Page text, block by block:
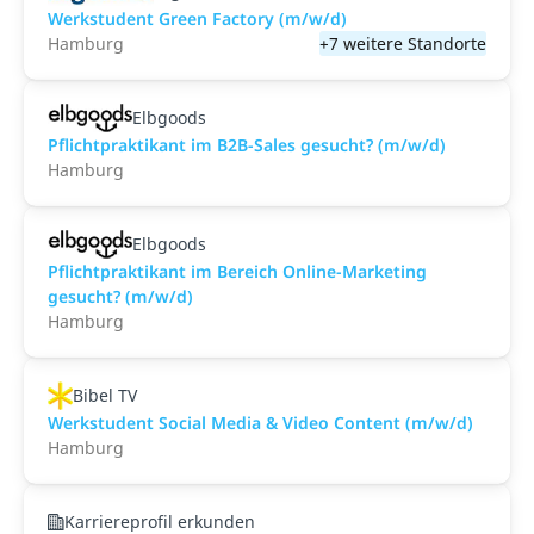
Werkstudent Green Factory (m/w/d)
Hamburg
+7 weitere Standorte
Elbgoods
Pflichtpraktikant im B2B-Sales gesucht? (m/w/d)
Hamburg
Elbgoods
Pflichtpraktikant im Bereich Online-Marketing
gesucht? (m/w/d)
Hamburg
Bibel TV
Werkstudent Social Media & Video Content (m/w/d)
Hamburg
Karriereprofil erkunden